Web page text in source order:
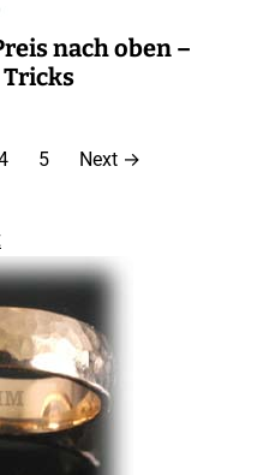
nach oben –
5 Next →